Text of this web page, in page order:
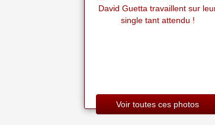
Voir toutes ces photos